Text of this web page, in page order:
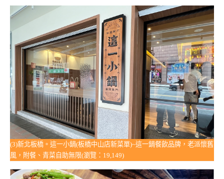
(3)新北板橋。這一小鍋(板橋中山店新菜單)~這一鍋餐飲品牌，老派懷舊
風，附餐、青菜自助無限(瀏覽：19,149)